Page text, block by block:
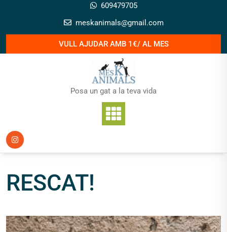
609479705
meskanimals@gmail.com
VULL AJUDAR AMB 1€/ AL MES
Posa un gat a la teva vida
RESCAT!